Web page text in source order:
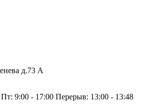
д.73 A
9:00 - 17:00 Перерыв: 13:00 - 13:48